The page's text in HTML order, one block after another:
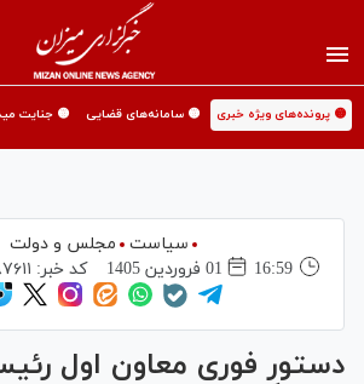
🟡 پرونده‌های ویژه خبری 🟡 سامانه‌های قضایی 🟡 جنایت
سیاست
مجلس و دولت
16:59
01 فروردين 1405 کد خبر:
دستور فوری معاون اول